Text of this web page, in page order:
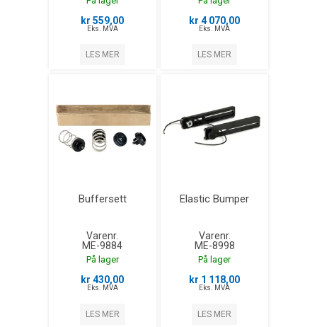
kr 559,00
Eks. MVA
LES MER
kr 4 070,00
Eks. MVA
LES MER
Buffersett
Varenr.
ME-9884
På lager
kr 430,00
Eks. MVA
LES MER
Elastic Bumper
Varenr.
ME-8998
På lager
kr 1 118,00
Eks. MVA
LES MER